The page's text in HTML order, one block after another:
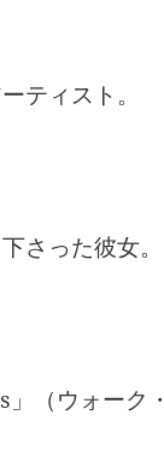
ティスト。
さった彼女。
（ウォーク